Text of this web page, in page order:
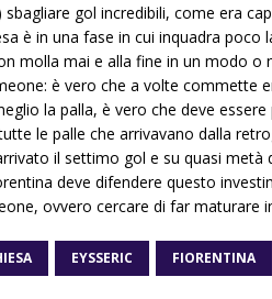
gol incredibili, come era
è in una fase in cui inquadra poco
molla mai e alla fine in un modo o
è vero che a volte commette
la palla, è vero che deve
le palle che arrivavano dalla
il settimo gol e su quasi metà
deve difendere questo
ovvero cercare di far maturare
EYSSERIC FIORENTINA